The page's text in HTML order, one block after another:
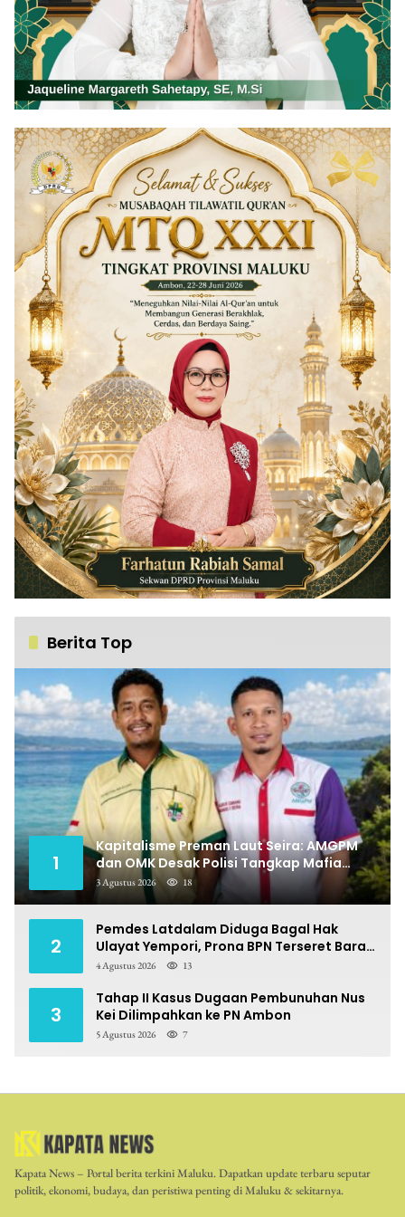
Berita Top
1
Kapitalisme Preman Laut Seira: AMGPM
dan OMK Desak Polisi Tangkap Mafia
Pungli
3 Agustus 2026 18
2
Pemdes Latdalam Diduga Bagal Hak
Ulayat Yempori, Prona BPN Terseret Bara
Sengketa
4 Agustus 2026 13
3
Tahap II Kasus Dugaan Pembunuhan Nus
Kei Dilimpahkan ke PN Ambon
5 Agustus 2026 7
Kapata News – Portal berita terkini Maluku. Dapatkan update terbaru seputar
politik, ekonomi, budaya, dan peristiwa penting di Maluku & sekitarnya.